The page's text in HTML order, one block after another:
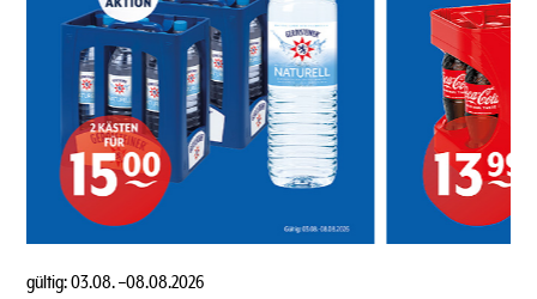
gültig:03.08.–08.08.2026